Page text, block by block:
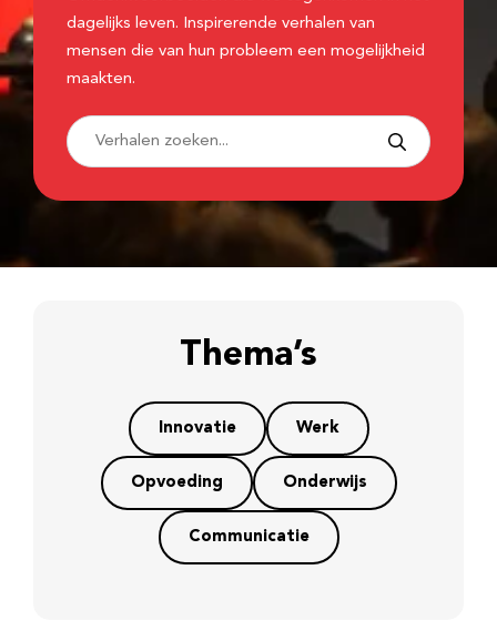
dagelijks leven. Inspirerende verhalen van
mensen die van hun probleem een mogelijkheid
maakten.
Thema’s
Innovatie Werk
Opvoeding Onderwijs
Communicatie